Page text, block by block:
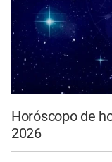
Horóscopo de
2026